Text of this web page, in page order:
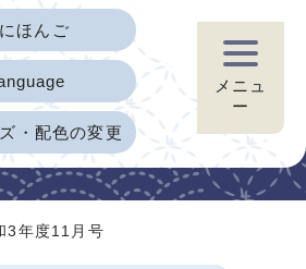
ほんご
・配色の変更
メニュ
ー
3年度11月号